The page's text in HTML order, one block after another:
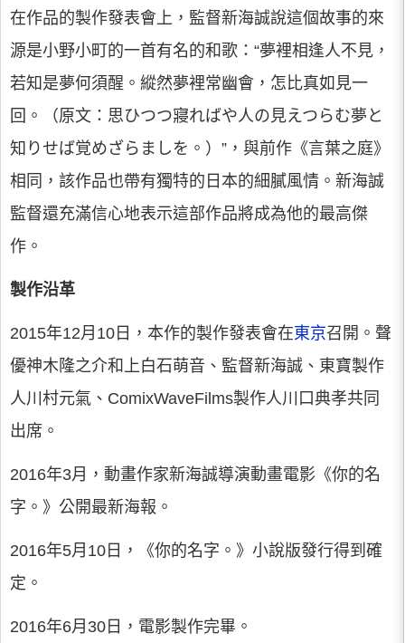
在作品的製作發表會上，監督新海誠說這個故事的來
源是小野小町的一首有名的和歌：“夢裡相逢人不見，
若知是夢何須醒。縱然夢裡常幽會，怎比真如見一
回。（原文：思ひつつ寢ればや人の見えつらむ夢と
知りせば覚めざらましを。）”，與前作《言葉之庭》
相同，該作品也帶有獨特的日本的細膩風情。新海誠
監督還充滿信心地表示這部作品將成為他的最高傑
作。
製作沿革
2015年12月10日，本作的製作發表會在東京召開。聲
優神木隆之介和上白石萌音、監督新海誠、東寶製作
人川村元氣、ComixWaveFilms製作人川口典孝共同
出席。
2016年3月，動畫作家新海誠導演動畫電影《你的名
字。》公開最新海報。
2016年5月10日，《你的名字。》小說版發行得到確
定。
2016年6月30日，電影製作完畢。